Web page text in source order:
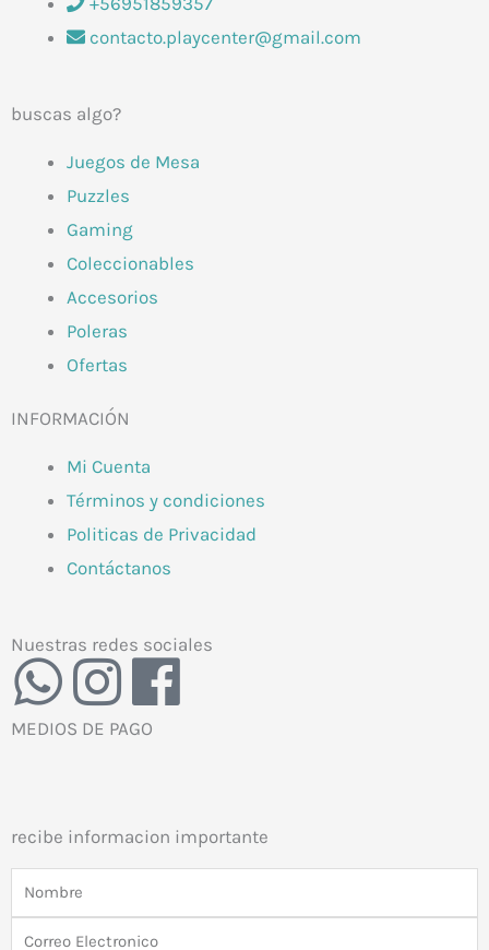
contacto.playcenter@gmail.com
buscas algo?
Juegos de Mesa
Puzzles
Gaming
Coleccionables
Accesorios
Poleras
Ofertas
INFORMACIÓN
Mi Cuenta
Términos y condiciones
Politicas de Privacidad
Contáctanos
Nuestras redes sociales
W
h
t
s
I
n
t
F
e
MEDIOS DE PAGO
recibe informacion importante
Nombre
Correo